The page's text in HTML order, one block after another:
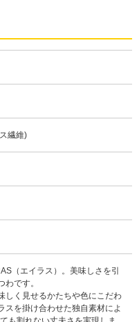
繊維)
（エイラス）。美味しさを引
わです。
しく見せるかたちや色にこだわ
スを掛け合わせた独自素材によ